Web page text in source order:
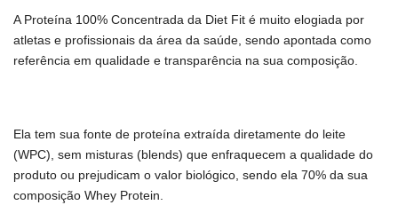
A Proteína 100% Concentrada da Diet Fit é muito elogiada por
atletas e profissionais da área da saúde, sendo apontada como
referência em qualidade e transparência na sua composição.
Ela tem sua fonte de proteína extraída diretamente do leite
(WPC), sem misturas (blends) que enfraquecem a qualidade do
produto ou prejudicam o valor biológico, sendo ela 70% da sua
composição Whey Protein.